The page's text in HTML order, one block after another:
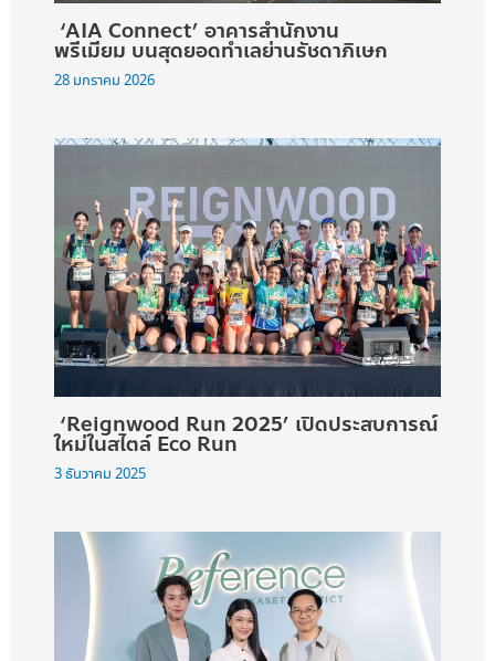
‘AIA Connect’ อาคารสำนักงาน
พรีเมียม บนสุดยอดทำเลย่านรัชดาภิเษก
28 มกราคม 2026
‘Reignwood Run 2025’ เปิดประสบการณ์
ใหม่ในสไตล์ Eco Run
3 ธันวาคม 2025